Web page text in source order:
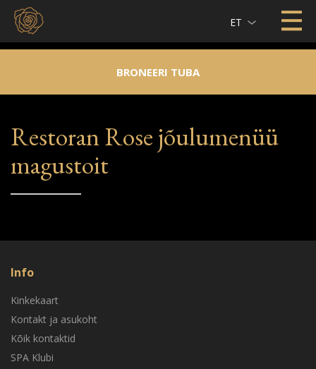
ET
BRONEERI TUBA
Restoran Rose jõulumenüü
magustoit
Info
Kinkekaart
Kontakt ja asukoht
Kõik kontaktid
SPA Klubi